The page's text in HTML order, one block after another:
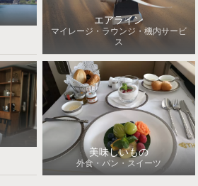
エアライン
マイレージ・ラウンジ・機内サービ
ス
美味しいもの
外食・パン・スイーツ